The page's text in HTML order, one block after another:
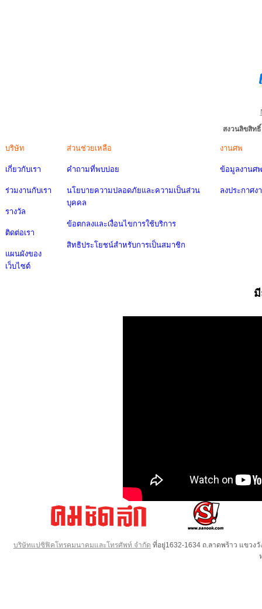
สงวนลิขสิท
บริษัท
เกี่ยวกับเรา
ร่วมงานกับเรา
รางวัล
ติดต่อเรา
แผนผังของ
เว็บไซต์
ส่วนช่วยเหลือ
คำถามที่พบบ่อย
นโยบายความปลอดภัยและความเป็นส่วน
บุคคล
ข้อตกลงและเงื่อนไขการใช้บริการ
สิทธิประโยชน์สำหรับการเป็นสมาชิก
งานศพ
ข้อมูลงานศพ
ลงประกาศง
บริษัทแปซิฟิคโทรคมนาคมและโทรศัพท์ จำกัด ที่อยู่1632-1634 ถ.ลาดพร้าว แขวง